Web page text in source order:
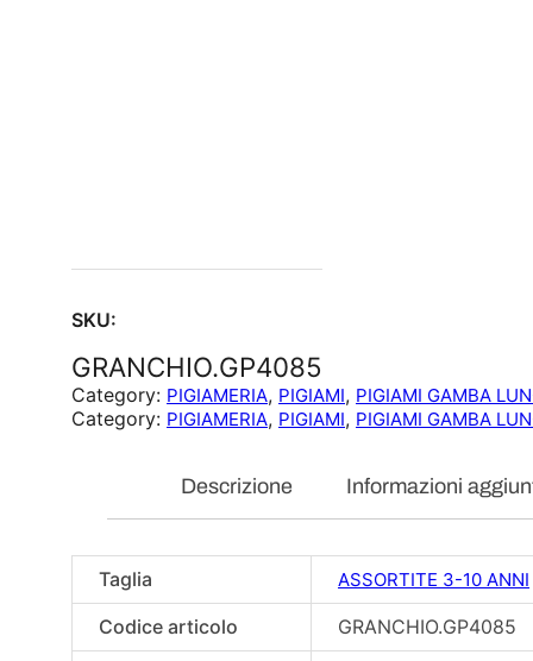
SKU:
GRANCHIO.GP4085
Category: PIGIAMERIA, PIGIAMI, PIGIAMI GAMBA
Category: PIGIAMERIA, PIGIAMI, PIGIAMI GAMBA
Descrizione Informazioni
Taglia ASSORTITE 3-10 ANNI
Codice articolo
GRANCHIO.GP4085